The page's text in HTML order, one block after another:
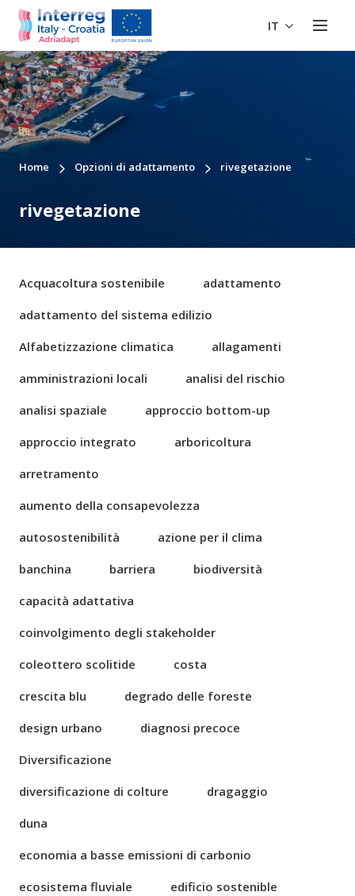
IT
Home Opzioni di adattamento rivegetazione
rivegetazione
Acquacoltura sostenibile
adattamento
adattamento del sistema edilizio
Alfabetizzazione climatica
allagamenti
amministrazioni locali
analisi del rischio
analisi spaziale
approccio bottom-up
approccio integrato
arboricoltura
arretramento
aumento della consapevolezza
autosostenibilità
azione per il clima
banchina
barriera
biodiversità
capacità adattativa
coinvolgimento degli stakeholder
coleottero scolitide
costa
crescita blu
degrado delle foreste
design urbano
diagnosi precoce
Diversificazione
diversificazione di colture
dragaggio
duna
economia a basse emissioni di carbonio
ecosistema fluviale
edificio sostenible